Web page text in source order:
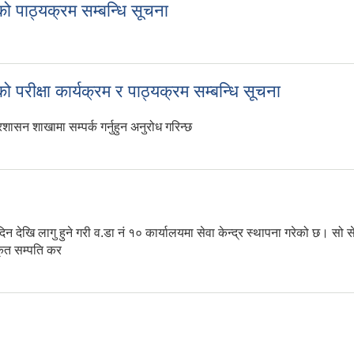
पाठ्यक्रम सम्बन्धि सूचना
पाठ्यक्रम सम्बन्धि सूचना
कार्यक्रम र पाठ्यक्रम सम्बन्धि सूचना
शाखामा सम्पर्क गर्नुहुन अनुरोध गरिन्छ
परीक्षा कार्यक्रम र पाठ्यक्रम सम्बन्धि सूचना
देखि लागु हुने गरी व.डा नं १० कार्यालयमा सेवा केन्द्र स्थापना गरेको छ।
सम्पति कर